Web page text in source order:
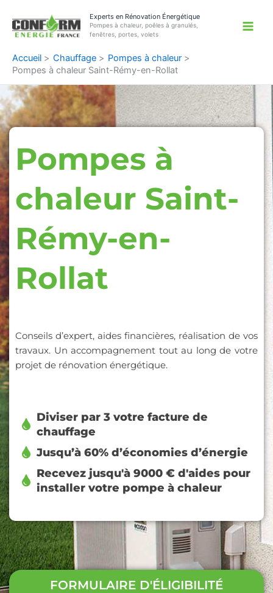
contenu
Experts en Rénovation Énergétique
Pompes à chaleur, poêles à granulés,
fenêtres, portes, volets
Accueil Chauffage
Pompes à chaleur
Pompes à chaleur Saint-Rémy-en-Rollat
Pompes à
chaleur Saint-
Rémy-en-
Rollat
Conseils d’expert, aides financières, réalisation de vos
travaux. Un accompagnement tout au long de votre
projet de rénovation énergétique.
Diviser par 3 votre facture de
chauffage
Jusqu’à 60% d’économies d’énergie
Recevez jusqu'à 9000 € d'aides pour
installer votre pompe à chaleur
FORMULAIRE D'ÉLIGIBILITÉ